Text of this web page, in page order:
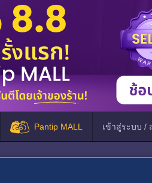
Pantip MALL เข้าสู่ระบบ /